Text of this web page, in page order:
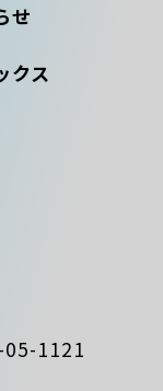
せ
クス
1121